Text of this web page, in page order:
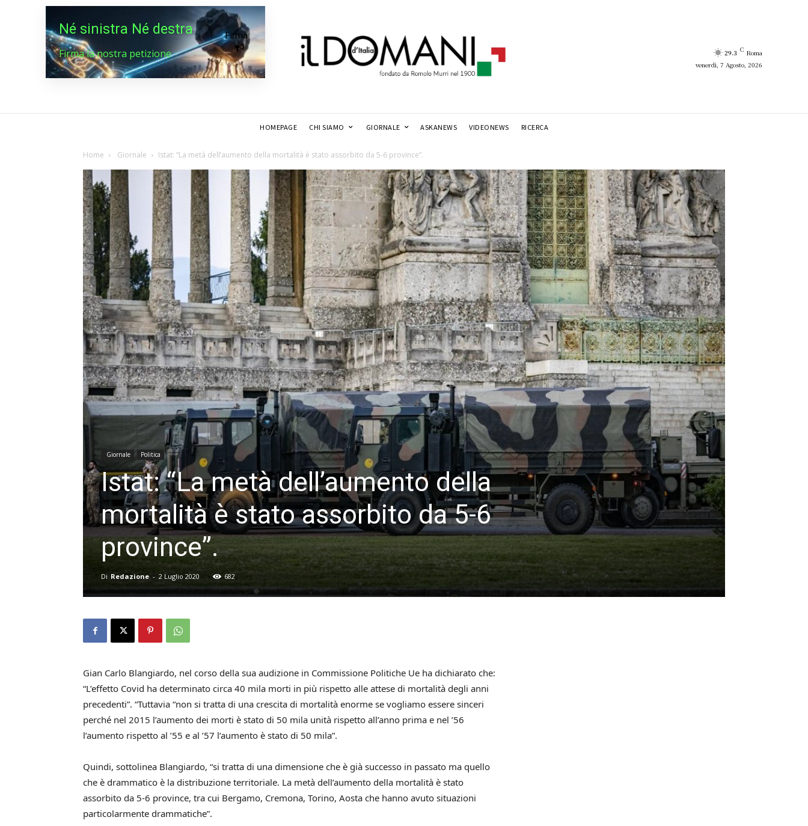
Né sinistra Né destra
Firma la nostra petizione
Firma
29.3 C Roma
venerdì, 7 Agosto, 2026
HOMEPAGE CHI SIAMO GIORNALE ASKANEWS VIDEONEWS RICERCA
Home Giornale Istat: “La metà dell’aumento della mortalità è stato assorbito da 5-6 province”.
Giornale Politica
Istat: “La metà dell’aumento della
mortalità è stato assorbito da 5-6
province”.
Di Redazione - 2 Luglio 2020 682
Gian Carlo Blangiardo, nel corso della sua audizione in Commissione Politiche Ue ha dichiarato che:
“L’effetto Covid ha determinato circa 40 mila morti in più rispetto alle attese di mortalità degli anni
precedenti”. “Tuttavia “non si tratta di una crescita di mortalità enorme se vogliamo essere sinceri
perché nel 2015 l’aumento dei morti è stato di 50 mila unità rispetto all’anno prima e nel ’56
l’aumento rispetto al ’55 e al ’57 l’aumento è stato di 50 mila”.
Quindi, sottolinea Blangiardo, “si tratta di una dimensione che è già successo in passato ma quello
che è drammatico è la distribuzione territoriale. La metà dell’aumento della mortalità è stato
assorbito da 5-6 province, tra cui Bergamo, Cremona, Torino, Aosta che hanno avuto situazioni
particolarmente drammatiche”.